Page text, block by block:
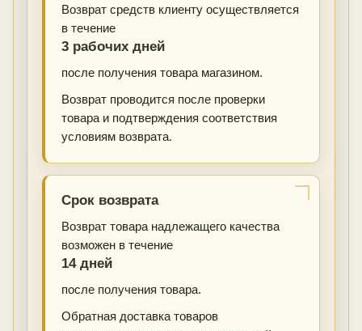
Возврат средств клиенту осуществляется
в течение
3 рабочих дней
после получения товара магазином.
Возврат проводится после проверки
товара и подтверждения соответствия
условиям возврата.
Срок возврата
Возврат товара надлежащего качества
возможен в течение
14 дней
после получения товара.
Обратная доставка товаров